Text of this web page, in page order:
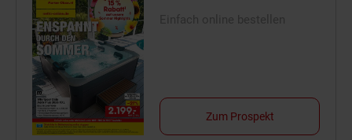
Zum Prospekt